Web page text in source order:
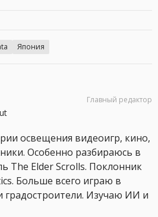
Япония
Главный редактор
освещения видеоигр, кино,
Особенно разбираюсь в
The Elder Scrolls. Поклонник
Больше всего играю в
градостроители. Изучаю ИИ и